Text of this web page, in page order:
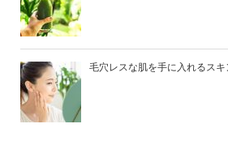
毛穴レスな肌を手に入れるス